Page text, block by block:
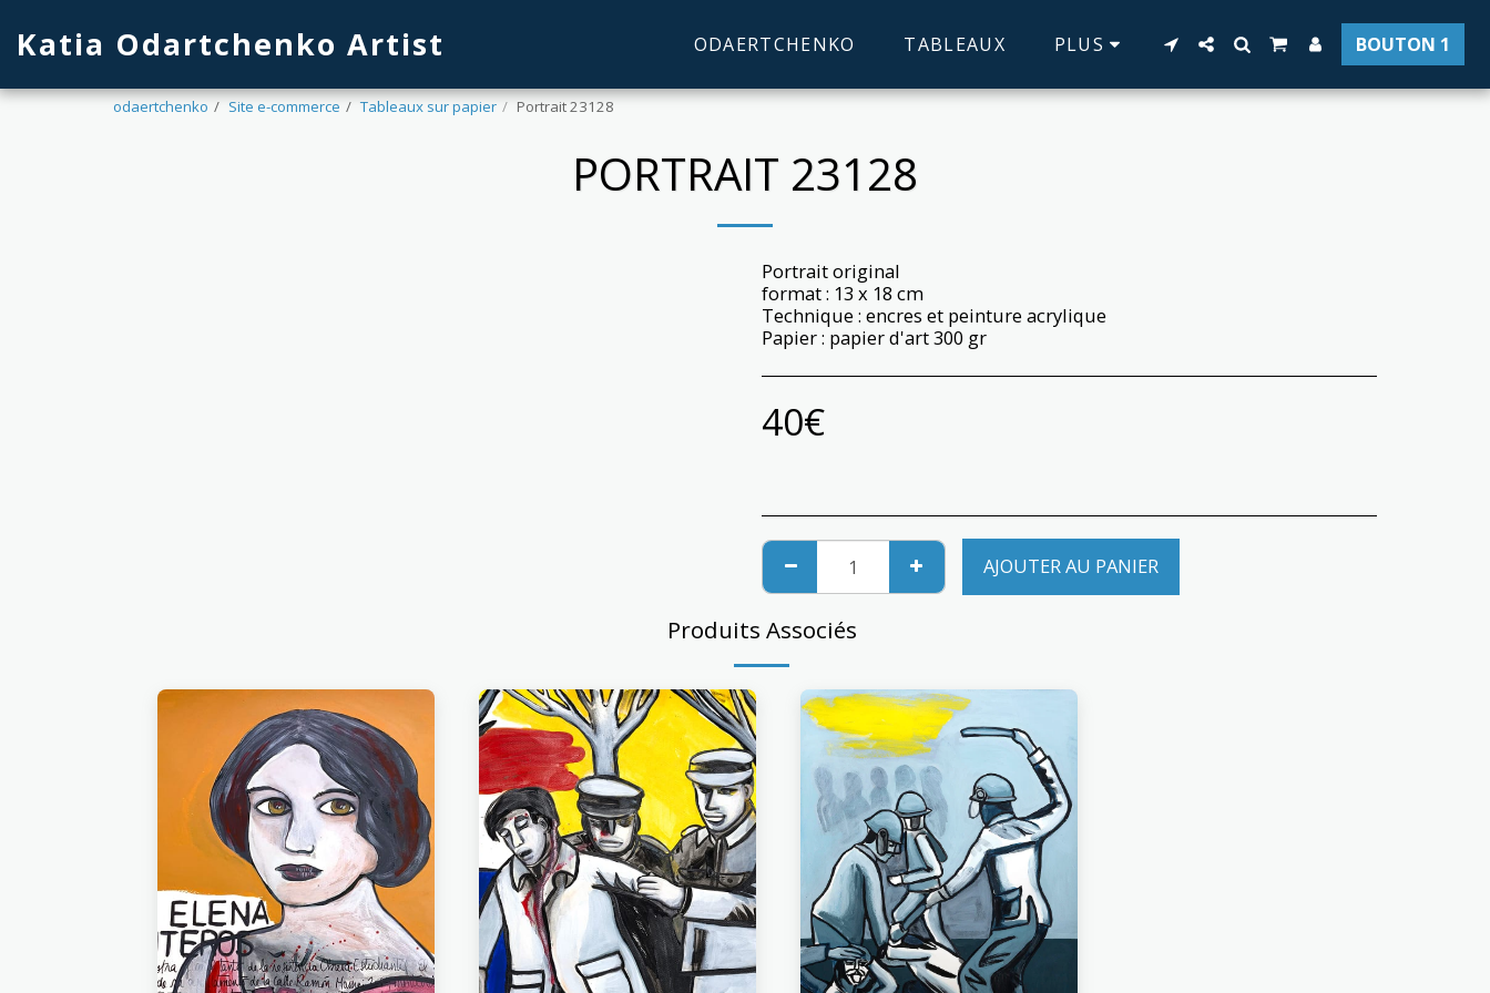
Katia Odartchenko Artist ODAERTCHENKO TABLEAUX PLUS BOUTON 1
odaertchenko Site e-commerce Tableaux sur papier Portrait 23128
PORTRAIT 23128
Portrait original
format : 13 x 18 cm
Technique : encres et peinture acrylique
Papier : papier d'art 300 gr
40€
AJOUTER AU PANIER
Produits Associés